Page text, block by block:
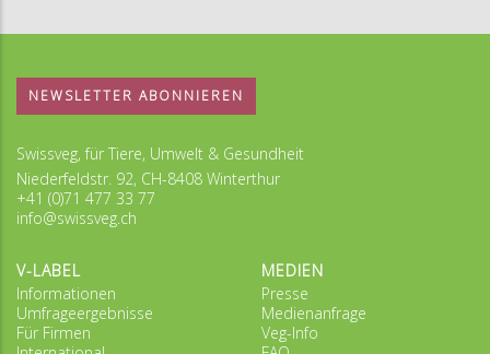
NEWSLETTER ABONNIEREN
Swissveg, für Tiere, Umwelt & Gesundheit
Niederfeldstr. 92, CH-8408 Winterthur
+41 (0)71 477 33 77
info@swissveg.ch
V-LABEL
Informationen
Umfrageergebnisse
Für Firmen
MEDIEN
Presse
Medienanfrage
Veg-Info